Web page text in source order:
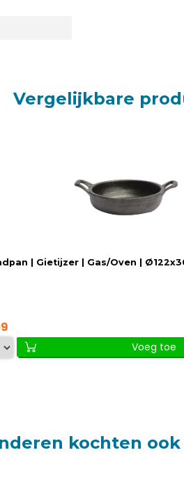
Vergelijkbare
| Gietijzer | Gas/Oven |
Voeg toe
kochten ook